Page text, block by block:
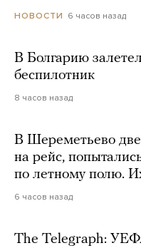
НОВОСТИ 6 часов назад
В Болгарию
беспилотник
8 часов назад
В Шереметьево
на рейс,
по летному полю.
6 часов назад
The Telegraph: